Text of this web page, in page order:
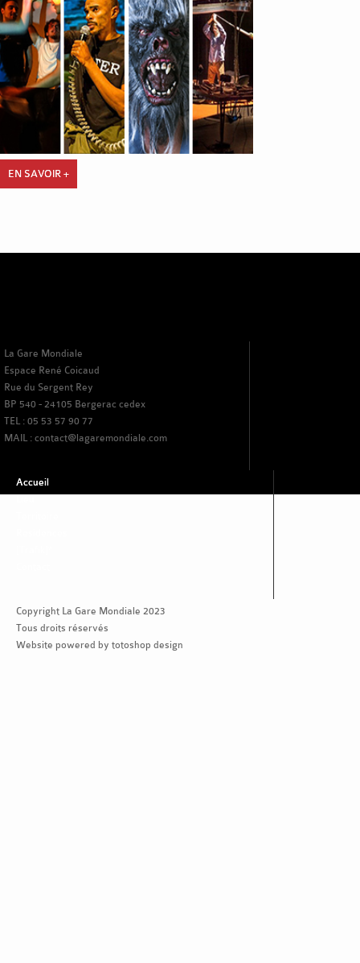
EN SAVOIR +
La Gare Mondiale
Espace René Coicaud
Rue du Sergent Rey
BP 540 - 24105 Bergerac cedex
TEL : 05 53 57 90 77
MAIL : contact@lagaremondiale.com
Accueil
Copyright La Gare Mondiale 2023
Tous droits réservés
Website powered by totoshop design